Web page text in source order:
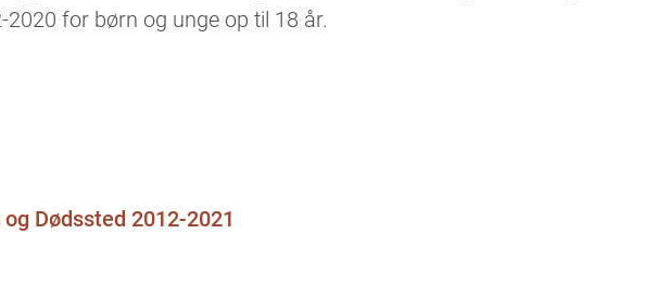
for børn og unge op til 18 år.
Dødssted 2012-2021